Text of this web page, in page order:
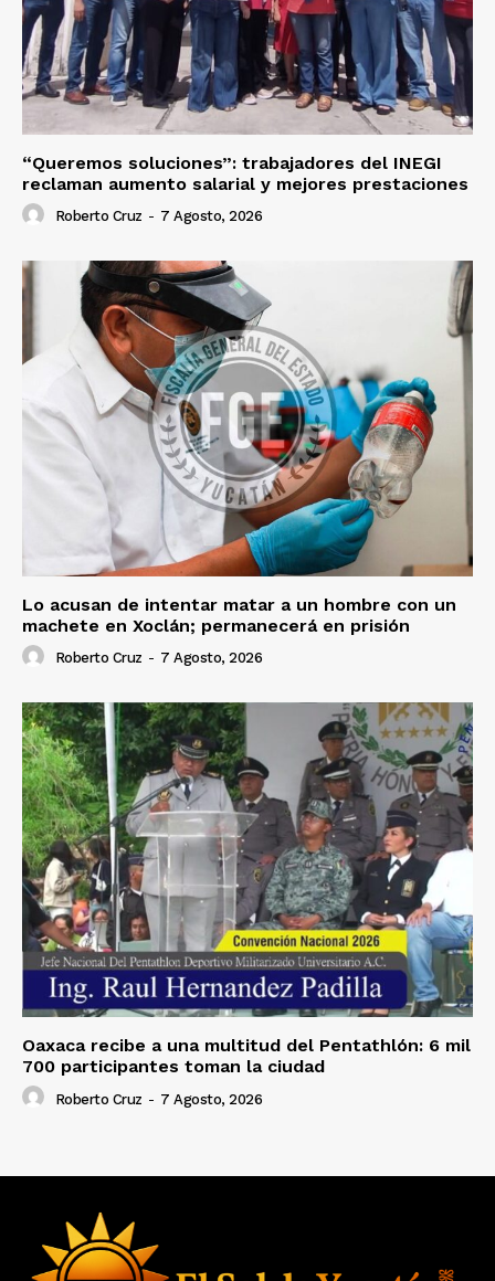
“Queremos soluciones”: trabajadores del INEGI
reclaman aumento salarial y mejores prestaciones
Roberto Cruz - 7 Agosto, 2026
Lo acusan de intentar matar a un hombre con un
machete en Xoclán; permanecerá en prisión
Roberto Cruz - 7 Agosto, 2026
Oaxaca recibe a una multitud del Pentathlón: 6 mil
700 participantes toman la ciudad
Roberto Cruz - 7 Agosto, 2026